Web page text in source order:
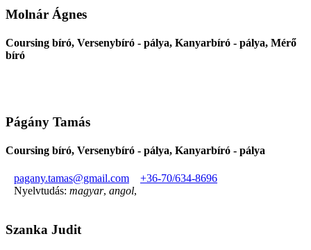
Molnár Ágnes
Coursing bíró, Versenybíró - pálya, Kanyarbíró - pálya, Mérő
bíró
Págány Tamás
Coursing bíró, Versenybíró - pálya, Kanyarbíró - pálya
pagany.tamas@gmail.com
+36-70/634-8696
Nyelvtudás: magyar, angol,
Szanka Judit